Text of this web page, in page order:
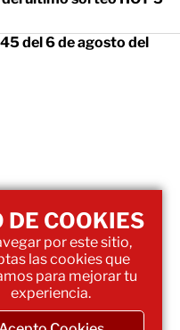
del 6 de agosto del
DE COOKIES
por este sitio,
las cookies que
para mejorar tu
experiencia.